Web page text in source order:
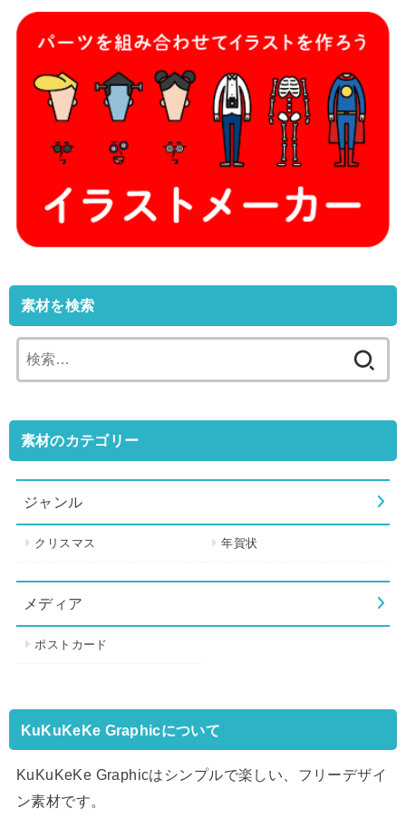
素材を検索
索:
素材のカテゴリー
ジャンル
クリスマス 年賀状
メディア
ポストカード
KuKuKeKe Graphicについて
KuKuKeKe Graphicはシンプルで楽しい、フリーデザイ
ン素材です。